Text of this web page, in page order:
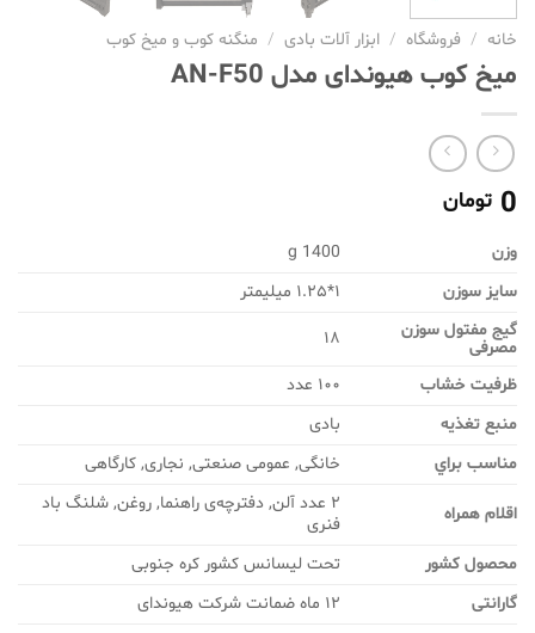
خانه / فروشگاه / ابزار آلات بادی / منگنه کوب و میخ کوب
میخ کوب هیوندای مدل AN-F50
0 تومان
وزن
1400 g
سایز سوزن
۱*۱.۲۵ میلیمتر
گیج مفتول سوزن
مصرفی ۱۸
ظرفیت خشاب
۱۰۰ عدد
منبع تغذیه
بادی
مناسب براي
خانگی, عمومی صنعتی, نجاری, کارگاهی
اقلام همراه
۲ عدد آلن, دفترچه‌ی راهنما, روغن, شلنگ باد
فنری
محصول کشور
تحت لیسانس کشور کره جنوبی
گارانتی
۱۲ ماه ضمانت شرکت هیوندای